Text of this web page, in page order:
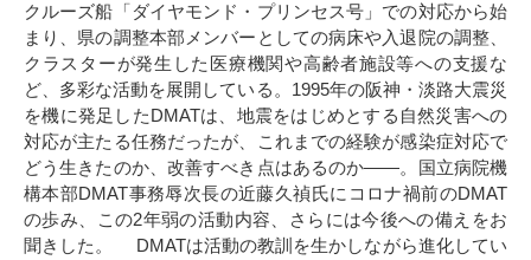
クルーズ船「ダイヤモンド・プリンセス号」での対応から始
まり、県の調整本部メンバーとしての病床や入退院の調整、
クラスターが発生した医療機関や高齢者施設等への支援な
ど、多彩な活動を展開している。1995年の阪神・淡路大震災
を機に発足したDMATは、地震をはじめとする自然災害への
対応が主たる任務だったが、これまでの経験が感染症対応で
どう生きたのか、改善すべき点はあるのか――。国立病院機
構本部DMAT事務辱次長の近藤久禎氏にコロナ禍前のDMAT
の歩み、この2年弱の活動内容、さらには今後への備えをお
聞きした。 DMATは活動の教訓を生かしながら進化してい